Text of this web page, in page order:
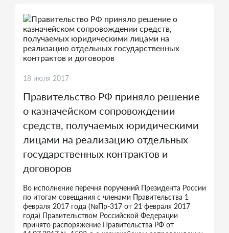
18 июля 2017
Правительство РФ приняло решение
о казначейском сопровождении
средств, получаемых юридическими
лицами на реализацию отдельных
государственных контрактов и
договоров
Во исполнение перечня поручений Президента России
по итогам совещания с членами Правительства 1
февраля 2017 года (№Пр-317 от 21 февраля 2017
года) Правительством Российской Федерации
принято распоряжение Правительства РФ от